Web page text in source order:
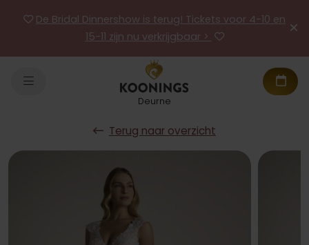
De Bridal Dinnershow is terug! Tickets voor 4-10 en
15-11 zijn nu verkrijgbaar >
Deurne
Terug naar overzicht